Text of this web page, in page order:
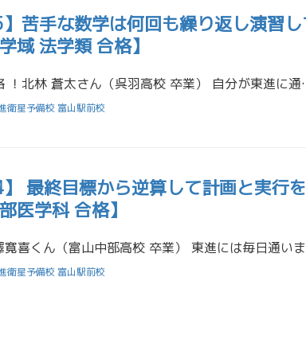
苦手な数学は何回も繰り返し演習し
域 法学類 合格】
金沢大学 人間社会学域 法学類 合格 ！北林 蒼太さん（呉
衛星予備校 富山駅前校
最終目標から逆算して計画と実行を
医学科 合格】
衛星予備校 富山駅前校